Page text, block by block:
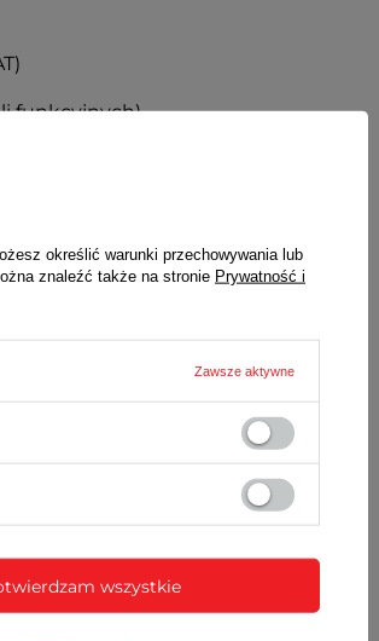
funkcyjnych)
określić warunki przechowywania lub
znaleźć także na stronie Prywatność i
Zawsze aktywne
wszystkie